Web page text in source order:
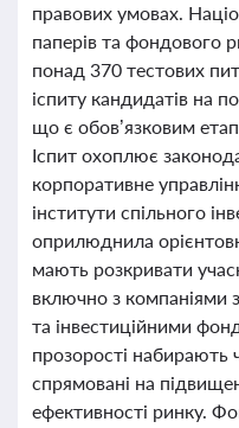
правових умовах.
паперів та фондового
понад 370 тестових
іспиту кандидатів на
що є обов’язковим
Іспит охоплює
корпоративне
інститути спільного
оприлюднила
мають розкривати
включно з компаніями
та інвестиційними
прозорості набирають
спрямовані на
ефективності ринку.